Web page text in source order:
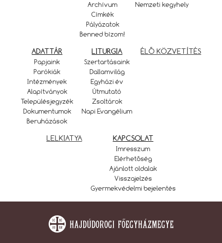
Archívum
Címkék
Pályázatok
Benned bízom!
Nemzeti kegyhely
ADATTÁR
Papjaink
Parókiák
Intézmények
Alapítványok
Településjegyzék
Dokumentumok
Beruházások
LITURGIA
Szertartásaink
Dallamvilág
Egyházi év
Útmutató
Zsoltárok
Napi Evangélium
ÉLŐ KÖZVETÍTÉS
LELKIATYA KAPCSOLAT
Imresszum
Elérhetőség
Ajánlott oldalak
Visszajelzés
Gyermekvédelmi bejelentés